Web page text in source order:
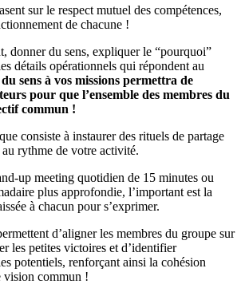
sur le respect mutuel des compétences,
de chacune !
donner du sens, expliquer le “pourquoi”
détails opérationnels qui répondent au
sens à vos missions permettra de
pour que l’ensemble des membres du
commun !
consiste à instaurer des rituels de partage
rythme de votre activité.
up meeting quotidien de 15 minutes ou
plus approfondie, l’important est la
à chacun pour s’exprimer.
d’aligner les membres du groupe sur
les petites victoires et d’identifier
potentiels, renforçant ainsi la cohésion
vision commun !